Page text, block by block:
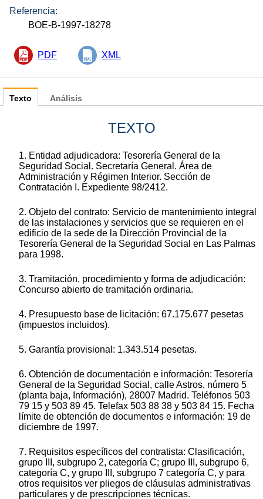
Referencia:
BOE-B-1997-18278
PDF XML
Texto
TEXTO
1. Entidad adjudicadora: Tesorería General de la
Seguridad Social. Secretaría General. Área de
Administración y Régimen Interior. Sección de
Contratación I. Expediente 98/2412.
2. Objeto del contrato: Servicio de mantenimiento integral
de las instalaciones y servicios que se requieren en el
edificio de la sede de la Dirección Provincial de la
Tesorería General de la Seguridad Social en Las Palmas
para 1998.
3. Tramitación, procedimiento y forma de adjudicación:
Concurso abierto de tramitación ordinaria.
4. Presupuesto base de licitación: 67.175.677 pesetas
(impuestos incluidos).
5. Garantía provisional: 1.343.514 pesetas.
6. Obtención de documentación e información: Tesorería
General de la Seguridad Social, calle Astros, número 5
(planta baja, Información), 28007 Madrid. Teléfonos 503
79 15 y 503 89 45. Telefax 503 88 38 y 503 84 15. Fecha
límite de obtención de documentos e información: 19 de
diciembre de 1997.
7. Requisitos específicos del contratista: Clasificación,
grupo III, subgrupo 2, categoría C; grupo III, subgrupo 6,
categoría C, y grupo III, subgrupo 7 categoría C, y para
otros requisitos ver pliegos de cláusulas administrativas
particulares y de prescripciones técnicas.
Análisis